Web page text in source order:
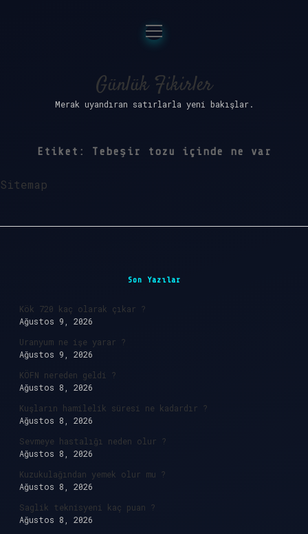
Anasayfa
Gizlilik Politikası
Yasal Uyarı
menüyü
aç
Günlük Fikirler
Merak uyandıran satırlarla yeni bakışlar.
Etiket: Tebeşir tozu içinde ne var
Sitemap
Son Yazılar
Kök 720 kaç olarak çıkar ?
Ağustos 9, 2026
Uranyum ne işe yarar ?
Ağustos 9, 2026
KÖFN nereden geldi ?
Ağustos 8, 2026
Kuşların hamilelik süresi ne kadardır ?
Ağustos 8, 2026
Sevmeye hastalığı neden olur ?
Ağustos 8, 2026
Kuzukulağından yemek olur mu ?
Ağustos 8, 2026
Saglik teknisyeni kaç puan ?
Ağustos 8, 2026